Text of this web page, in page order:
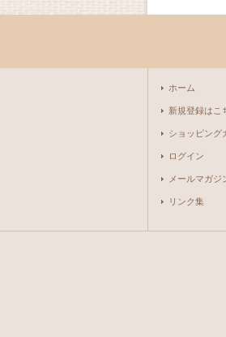
ホーム
新規登録はこ
ショッピング
ログイン
メールマガジ
リンク集